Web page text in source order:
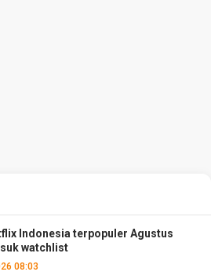
Indonesia terpopuler Agustus
watchlist
08:03